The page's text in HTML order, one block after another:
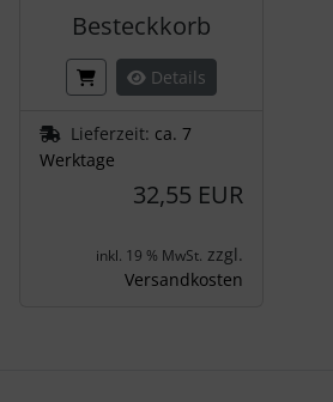
Besteckkorb
Details
Lieferzeit: ca. 7
Werktage
32,55 EUR
inkl. 19 % MwSt. zzgl.
Versandkosten